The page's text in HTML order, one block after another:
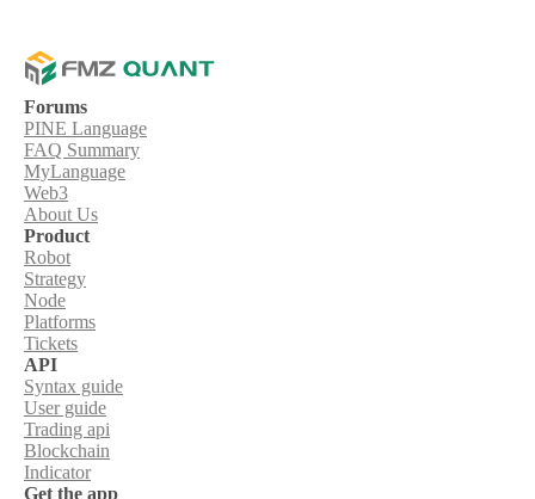
Forums
PINE Language
FAQ Summary
MyLanguage
Web3
About Us
Product
Robot
Strategy
Node
Platforms
Tickets
API
Syntax guide
User guide
Trading api
Blockchain
Indicator
Get the app